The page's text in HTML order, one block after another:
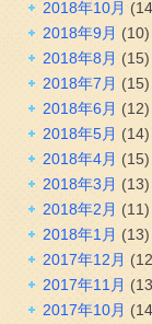
2018年10月
2018年9月 (10)
2018年8月 (15)
2018年7月 (15)
2018年6月 (12)
2018年5月 (14)
2018年4月 (15)
2018年3月 (13)
2018年2月 (11)
2018年1月 (13)
2017年12月
2017年11月
2017年10月